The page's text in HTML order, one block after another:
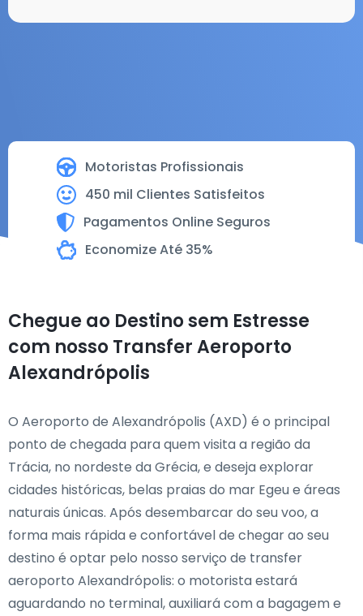
Motoristas Profissionais
450 mil Clientes Satisfeitos
Pagamentos Online Seguros
Economize Até 35%
Chegue ao Destino sem Estresse
com nosso Transfer Aeroporto
Alexandrópolis
O Aeroporto de Alexandrópolis (AXD) é o principal
ponto de chegada para quem visita a região da
Trácia, no nordeste da Grécia, e deseja explorar
cidades históricas, belas praias do mar Egeu e áreas
naturais únicas. Após desembarcar do seu voo, a
forma mais rápida e confortável de chegar ao seu
destino é optar pelo nosso serviço de transfer
aeroporto Alexandrópolis: o motorista estará
aguardando no terminal, auxiliará com a bagagem e